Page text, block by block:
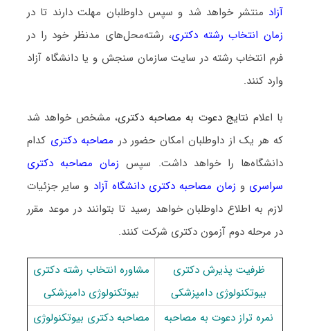
آزاد منتشر خواهد شد و سپس داوطلبان مهلت دارند تا در
زمان انتخاب رشته دکتری، رشته‌محل‌های مدنظر خود را در
فرم انتخاب رشته در سایت سازمان سنجش و یا دانشگاه آزاد
وارد کنند.
با اعلام نتایج دعوت به مصاحبه دکتری، مشخص خواهد شد
که هر یک از داوطلبان امکان حضور در مصاحبه دکتری کدام
دانشگاه‌ها را خواهد داشت. سپس زمان مصاحبه دکتری
سراسری و زمان مصاحبه دکتری دانشگاه آزاد و سایر جزئیات
لازم به اطلاع داوطلبان خواهد رسید تا بتوانند در موعد مقرر
در مرحله دوم آزمون دکتری شرکت کنند.
ظرفیت پذیرش دکتری
ﺑﻴﻮﺗﻜﻨﻮﻟﻮژی دامپزشکی
مشاوره انتخاب رشته دکتری
ﺑﻴﻮﺗﻜﻨﻮﻟﻮژی دامپزشکی
نمره تراز دعوت به مصاحبه
مصاحبه دکتری ﺑﻴﻮﺗﻜﻨﻮﻟﻮژی